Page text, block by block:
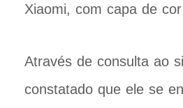
Xiaomi, com capa de
Através de consulta ao
constatado que ele se